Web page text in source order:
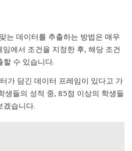
는 데이터를 추출하는 방법은 매우
에서 조건을 지정한 후, 해당 조건
할 수 있습니다.
가 담긴 데이터 프레임이 있다고 가
생들의 성적 중, 85점 이상의 학생들
겠습니다.